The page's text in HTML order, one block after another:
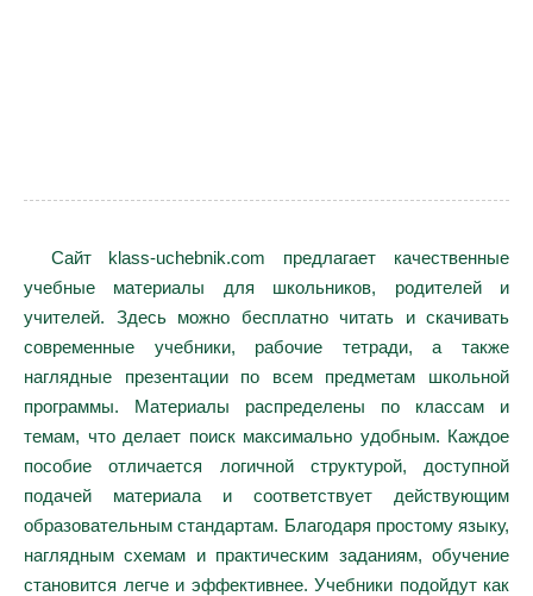
Сайт klass-uchebnik.com предлагает качественные
учебные материалы для школьников, родителей и
учителей. Здесь можно бесплатно читать и скачивать
современные учебники, рабочие тетради, а также
наглядные презентации по всем предметам школьной
программы. Материалы распределены по классам и
темам, что делает поиск максимально удобным. Каждое
пособие отличается логичной структурой, доступной
подачей материала и соответствует действующим
образовательным стандартам. Благодаря простому языку,
наглядным схемам и практическим заданиям, обучение
становится легче и эффективнее. Учебники подойдут как